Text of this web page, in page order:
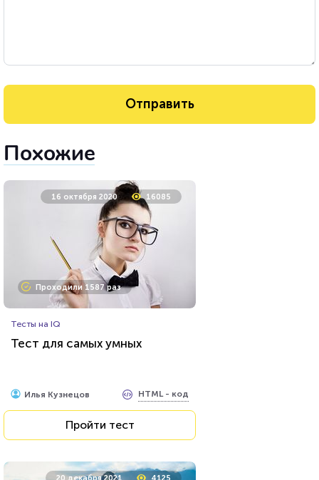
Похожие
16 октября 2020 16085
Проходили 1587 раз
Тесты на IQ
Тест для самых умных
Илья Кузнецов HTML - код
Пройти тест
20 декабря 2021 4125